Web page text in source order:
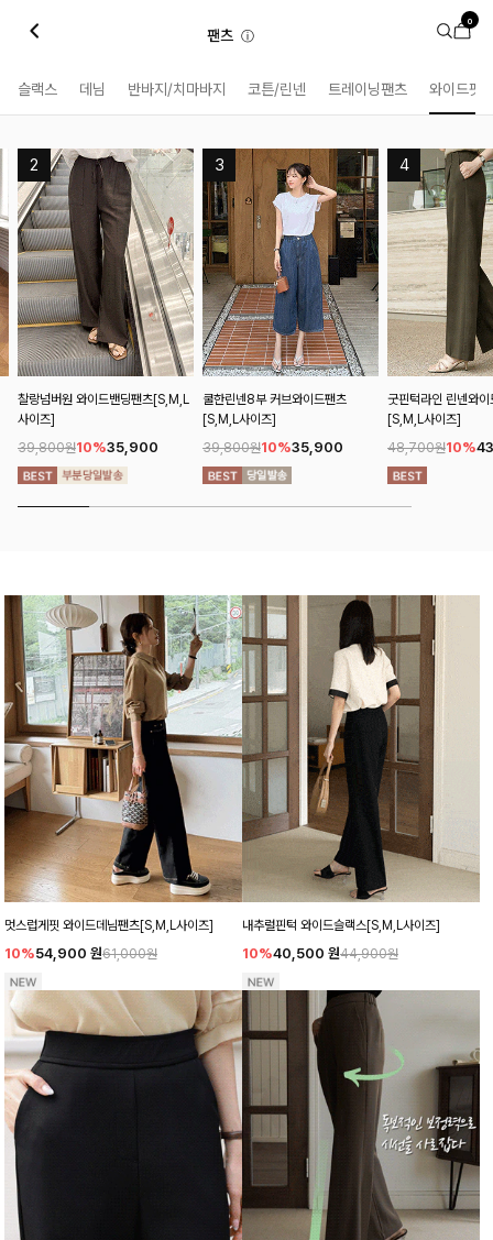
팬츠 ⓘ
0
슬랙스 데님 반바지/치마바지 코튼/린넨 트레이닝팬츠 와이드핏
쿨한린넨8부 커브와이드팬츠
[S,M,L사이즈]
39,800원10%35,900
굿핀턱라인 린넨와이드슬랙스
[S,M,L사이즈]
48,700원10%43,900
팔롬드 링클블라우
SET
38,600원20%
멋스럽게핏 와이드데님팬츠[S,M,L사이즈]
10%54,900 원61,000원
내추럴핀턱 와이드슬랙스[S,M,L사이즈]
10%40,500 원44,900원